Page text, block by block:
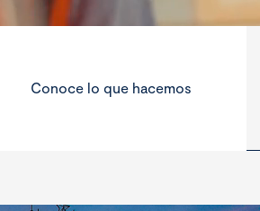
Conoce lo que hacemos